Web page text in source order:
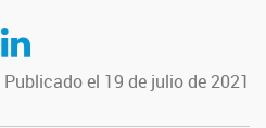
Compartir en LinkedIn
Publicado el 19 de julio de 2021